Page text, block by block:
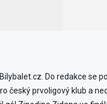
Do redakce se
český prvoligový klub a